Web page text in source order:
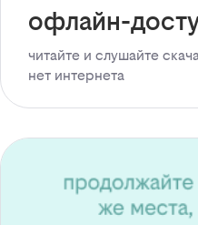
офлайн-
читайте и слушайте
нет интернета